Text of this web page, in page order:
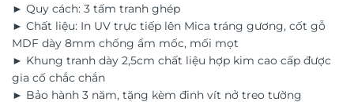
► Quy cách: 3 tấm tranh ghép
► Chất liệu: In UV trực tiếp lên Mica tráng gương, cốt gỗ
MDF dày 8mm chống ẩm mốc, mối mọt
► Khung tranh dày 2,5cm chất liệu hợp kim cao cấp được
gia cố chắc chắn
► Bảo hành 3 năm, tặng kèm đinh vít nở treo tường